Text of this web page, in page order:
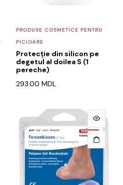
PRODUSE COSMETICE PENTRU
PICIOARE
Protecție din silicon pe
degetul al doilea S (1
pereche)
293.00 MDL